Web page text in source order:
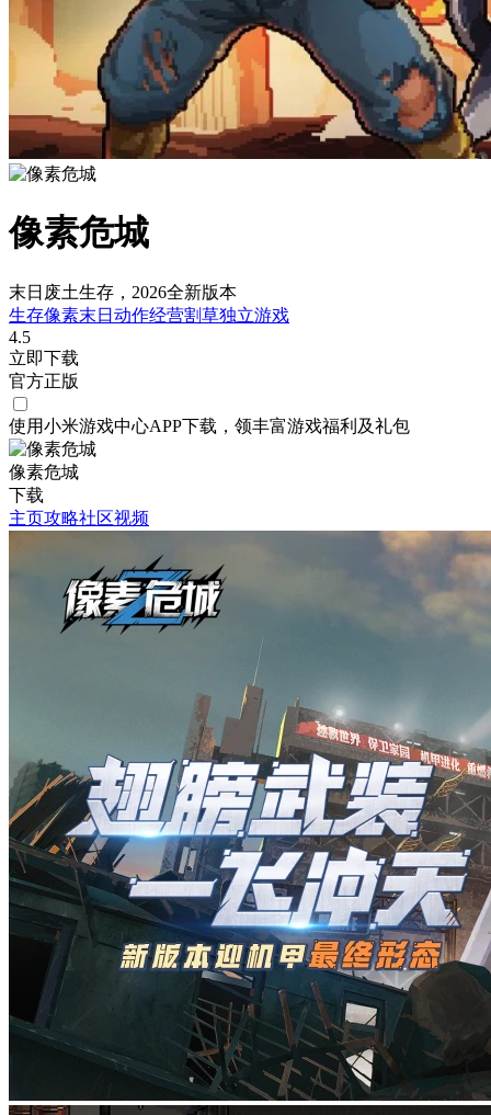
像素危城
末日废土生存，2026全新版本
生存像素末日 动作经营割草独立游戏
4.5
立即下载
官方正版
使用小米游戏中心APP下载 ，领丰富游戏福利 及礼包
像素危城
下载
主页攻略社区视频